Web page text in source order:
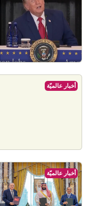
أخبار عالميّة
أخبار عالميّة